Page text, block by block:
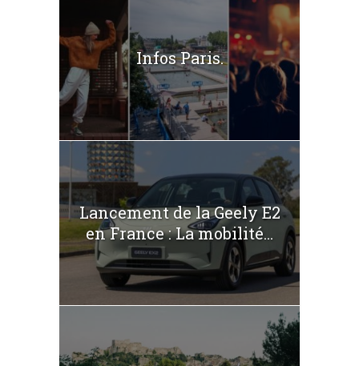
Infos Paris.
Lancement de la Geely E2
en France : La mobilité...